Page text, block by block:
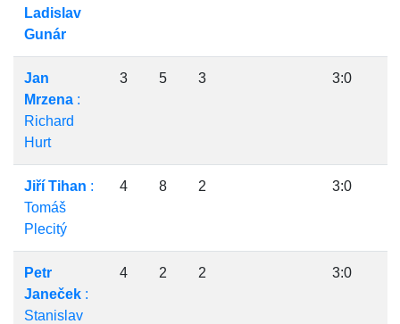
Ladislav
Gunár
Jan
Mrzena :
Richard
Hurt
3 5 3 3:0
Jiří Tihan :
Tomáš
Plecitý
4 8 2 3:0
Petr
Janeček :
Stanislav
4 2 2 3:0